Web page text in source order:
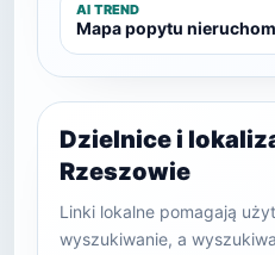
AI TREND
Mapa popytu
Dzielnice i
Rzeszowie
Linki lokalne pomagają
wyszukiwanie, a